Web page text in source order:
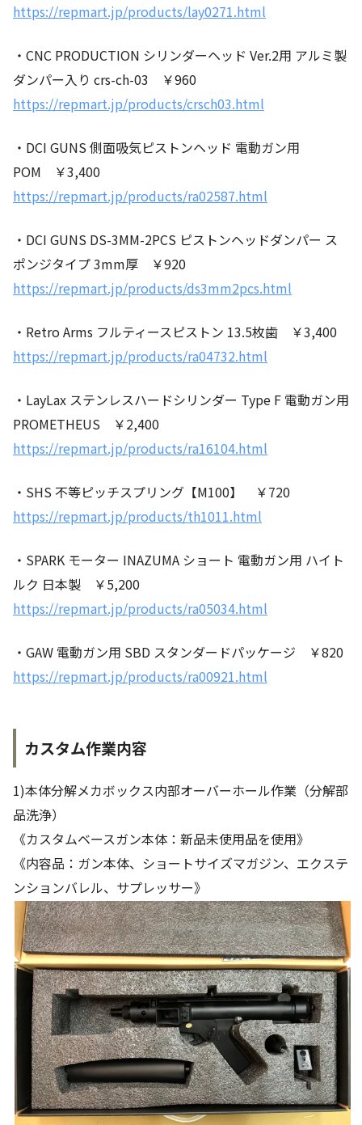
https://repmart.jp/products/lay0271.html
・CNC PRODUCTION シリンダーヘッド Ver.2用 アルミ製
ダンパー入り crs-ch-03 ￥960
https://repmart.jp/products/crsch03.html
・DCI GUNS 側面吸気ピストンヘッド 電動ガン用
POM ￥3,400
https://repmart.jp/products/ra02587.html
・DCI GUNS DS-3MM-2PCS ピストンヘッドダンパー ス
ポンジタイプ 3mm厚 ￥920
https://repmart.jp/products/ds3mm2pcs.html
・Retro Arms フルティースピストン 13.5枚歯 ￥3,400
https://repmart.jp/products/ra04732.html
・LayLax ステンレスハードシリンダー Type F 電動ガン用
PROMETHEUS ￥2,400
https://repmart.jp/products/ra16104.html
・SHS 不等ピッチスプリング【M100】 ￥720
https://repmart.jp/products/th1011.html
・SPARK モーター INAZUMA ショート 電動ガン用 ハイト
ルク 日本製 ￥5,200
https://repmart.jp/products/ra05034.html
・GAW 電動ガン用 SBD スタンダードパッケージ ￥820
https://repmart.jp/products/ra00921.html
カスタム作業内容
1)本体分解メカボックス内部オーバーホール作業（分解部
品洗浄）
《カスタムベースガン本体：新品未使用品を使用》
《内容品：ガン本体、ショートサイズマガジン、エクステ
ンションバレル、サプレッサー》